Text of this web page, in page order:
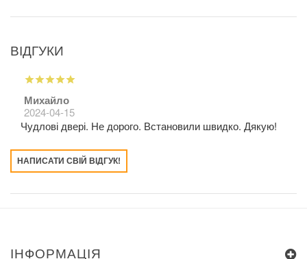
ВІДГУКИ
Михайло
2024-04-15
Чудлові двері. Не дорого. Встановили швидко. Дякую!
НАПИСАТИ СВІЙ ВІДГУК!
ІНФОРМАЦІЯ